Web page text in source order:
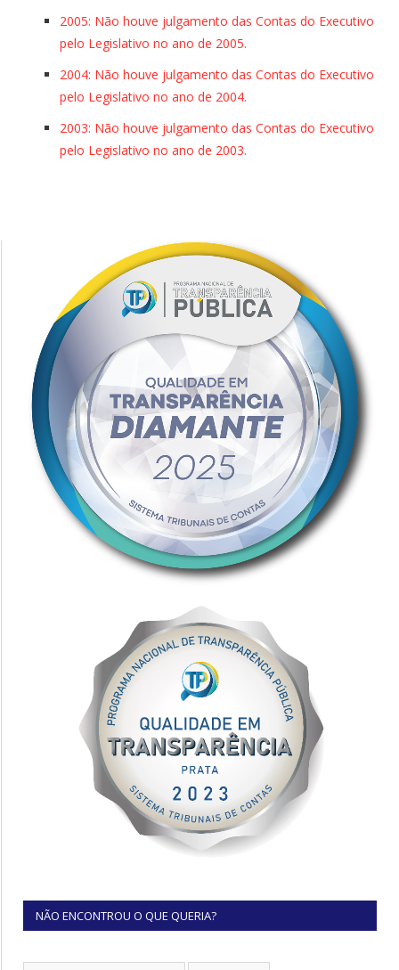
2005: Não houve julgamento das Contas do Executivo
pelo Legislativo no ano de 2005.
2004: Não houve julgamento das Contas do Executivo
pelo Legislativo no ano de 2004.
2003: Não houve julgamento das Contas do Executivo
pelo Legislativo no ano de 2003.
NÃO ENCONTROU O QUE QUERIA?